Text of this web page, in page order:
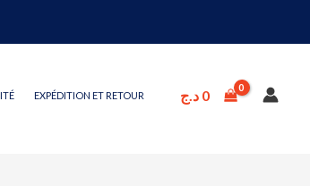
EXPÉDITION ET RETOUR 0 د.ج